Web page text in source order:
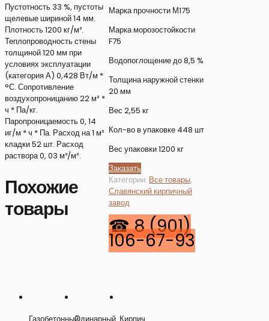
Марка прочности М175
Марка морозостойкости
F75
Водопоглощение до 8,5 %
Толщина наружной стенки
20 мм
Вес 2,55 кг
Кол-во в упаковке 448 шт
Вес упаковки 1200 кг
Заказать
Категории: Все товары,
Славянский кирпичный
завод
Пустотность 33 %, пустоты
щелевые шириной 14 мм.
Плотность 1200 кг/м³.
Теплопроводность стены
толщиной 120 мм при
условиях эксплуатации
(категория А) 0,428 Вт/м *
°С. Сопротивление
воздухопроницанию 22 м² *
ч * Па/кг.
Паропроницаемость 0, 14
иг/м * ч * Па. Расход на 1 м²
кладки 52 шт. Расход
раствора 0, 03 м³/м².
Похожие
товары